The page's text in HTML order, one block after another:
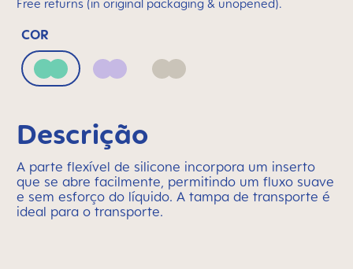
Free returns (in original packaging & unopened).
COR
Green Lilac Neutral
Descrição
A parte flexível de silicone incorpora um inserto
que se abre facilmente, permitindo um fluxo suave
e sem esforço do líquido. A tampa de transporte é
ideal para o transporte.